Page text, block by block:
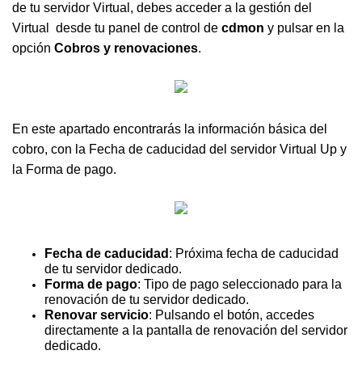
de tu servidor Virtual, debes acceder a la gestión del
Virtual desde tu panel de control de cdmon y pulsar en la
opción Cobros y renovaciones.
En este apartado encontrarás la información básica del
cobro, con la Fecha de caducidad del servidor Virtual Up y
la Forma de pago.
Fecha de caducidad : Próxima fecha de caducidad
de tu servidor dedicado.
Forma de pago: Tipo de pago seleccionado para la
renovación de tu servidor dedicado.
Renovar servicio: Pulsando el botón, accedes
directamente a la pantalla de renovación del servidor
dedicado.